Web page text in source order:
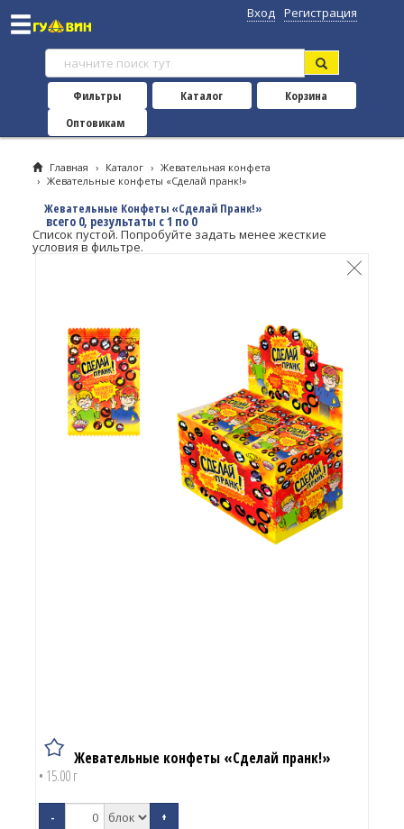
Вход Регистрация
Фильтры Каталог
Корзина
Оптовикам
Главная › Каталог › Жевательная конфета
› Жевательные конфеты «Сделай пранк!»
Жевательные Конфеты «Сделай Пранк!»
всего 0, результаты с 1 по 0
Список пустой. Попробуйте задать менее жесткие
условия в фильтре.
Жевательные конфеты «Сделай пранк!»
• 15.00 г
- +